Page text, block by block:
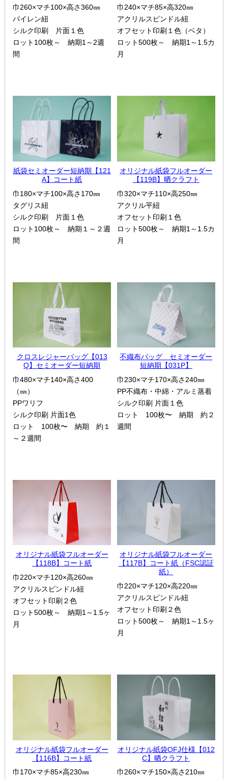
巾260×マチ100×高さ360㎜
パイレン紐
シルク印刷 片面１色
ロット100枚～ 納期1～2週
間
巾240×マチ85×高320㎜
アクリルスピンドル紐
オフセット印刷１色（ベタ）
ロット500枚～ 納期1～1.5カ
月
紙袋セミオーダー短納期【121
A】コート紙
巾180×マチ100×高さ170㎜
タグリス紐
シルク印刷 片面１色
ロット100枚～ 納期１～２週
間
オリジナル紙袋フルオーダー
【119B】晒クラフト
巾320×マチ110×高250㎜
アクリル平紐
オフセット印刷１色
ロット500枚～ 納期1～1.5カ
月
クロスレジャーバッグ【013
Q】セミオーダー短納期
巾480×マチ140×高さ400
（㎜）
PPワリフ
シルク印刷 片面1色
ロット 100枚〜 納期 約１
～２週間
不織布バッグ セミオーダー
短納期【031P】
巾230×マチ170×高さ240㎜
PP不織布・中綿・アルミ蒸着
シルク印刷 片面１色
ロット 100枚〜 納期 約２
週間
オリジナル紙袋フルオーダー
【118B】コート紙
巾220×マチ120×高260㎜
アクリルスピンドル紐
オフセット印刷２色
ロット500枚～ 納期1～1.5ヶ
月
オリジナル紙袋フルオーダー
【117B】コート紙（FSC認証
紙）
巾220×マチ120×高220㎜
アクリルスピンドル紐
オフセット印刷２色
ロット500枚～ 納期1～1.5ヶ
月
オリジナル紙袋フルオーダー
【116B】コート紙
巾170×マチ85×高230㎜
オリジナル紙袋OFJ仕様【012
C】晒クラフト
巾260×マチ150×高さ210㎜